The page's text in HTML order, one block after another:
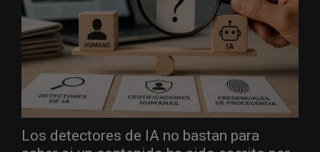
Los detectores de IA no bastan para